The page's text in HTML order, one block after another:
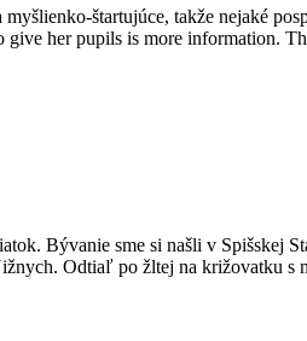
štartujúce, takže nejaké
give her pupils is more information.
Bývanie sme si našli v Spišskej
Odtiaľ po žltej na križovatku